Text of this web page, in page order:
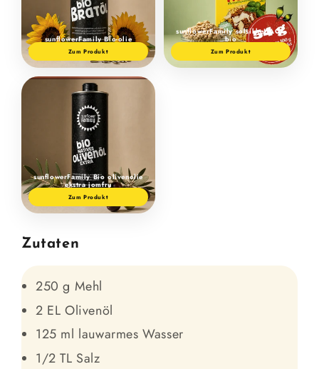
sunflowerFamily Bio-olie
Zum Produkt
sunflowerFamily solsikkeHACK
bio
Zum Produkt
sunflowerFamily Bio olivenolie
ekstra jomfru
Zum Produkt
Zutaten
250 g Mehl
2 EL Olivenöl
125 ml lauwarmes Wasser
1/2 TL Salz